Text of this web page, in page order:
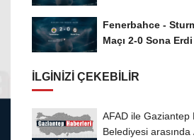
Fenerbahce -
Maçı 2-0 Sona Erdi
İLGINIZI ÇEKEBILIR
AFAD ile Gaziantep
Belediyesi arasında